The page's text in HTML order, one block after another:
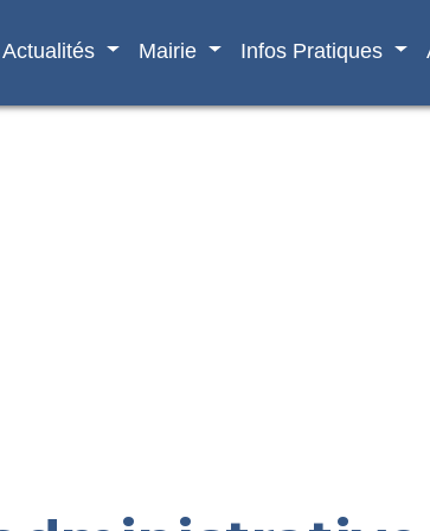
Actualités Mairie Infos Pratiques